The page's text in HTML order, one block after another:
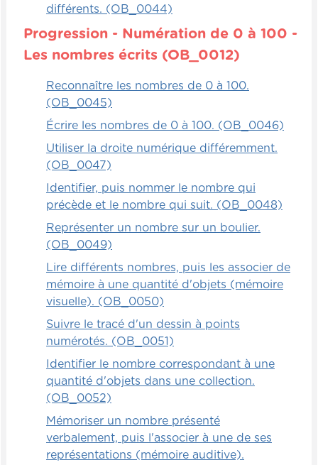
différents. (OB_0044)
Progression - Numération de 0 à 100 -
Les nombres écrits (OB_0012)
Reconnaître les nombres de 0 à 100.
(OB_0045)
Écrire les nombres de 0 à 100. (OB_0046)
Utiliser la droite numérique différemment.
(OB_0047)
Identifier, puis nommer le nombre qui
précède et le nombre qui suit. (OB_0048)
Représenter un nombre sur un boulier.
(OB_0049)
Lire différents nombres, puis les associer de
mémoire à une quantité d'objets (mémoire
visuelle). (OB_0050)
Suivre le tracé d'un dessin à points
numérotés. (OB_0051)
Identifier le nombre correspondant à une
quantité d'objets dans une collection.
(OB_0052)
Mémoriser un nombre présenté
verbalement, puis l'associer à une de ses
représentations (mémoire auditive).